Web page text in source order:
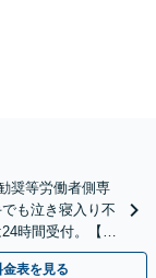
奨等労働者側専
も泣き寝入り不
時間受付。【初
金表を見る